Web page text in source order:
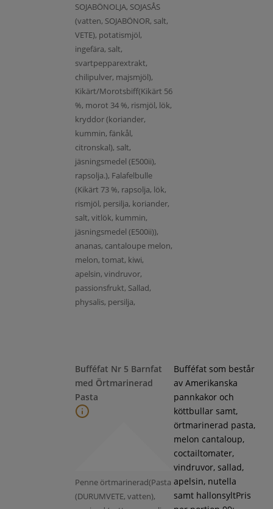
SOJABÖNOLJA, SOJASÅS
(vatten, SOJABÖNOR, salt,
VETE), potatismjöl,
ingefära, salt,
svartpepparextrakt,
chilipulver, majsmjöl),
Kikärt/Morotsbiff(Kikärt 56
%, morot 34 %, rismjöl, lök,
kryddor (koriander,
kummin, fänkål,
citronskal), salt,
jäsningsmedel (E500ii),
rapsolja.), Falafelbulle
(Kikärt 73 %, rapsolja, lök,
rismjöl, persilja, koriander,
salt, vitlök, kummin,
jäsningsmedel (E500ii)),
ananas, cantaloupe melon,
melon, tomat, kiwi,
apelsin, vindruvor,
passionsfrukt, Sallad,
physalis, persilja,
Bufféfat Nr 5 Barnfat
med Örtmarinerad
Pasta
Penne örtmarinerad(Pasta
(DURUMVETE, vatten),
Bufféfat som består
av Amerikanska
pannkakor och
köttbullar samt,
örtmarinerad pasta,
melon cantaloup,
coctailtomater,
vindruvor, sallad,
apelsin, nutella
samt hallonsyltPris